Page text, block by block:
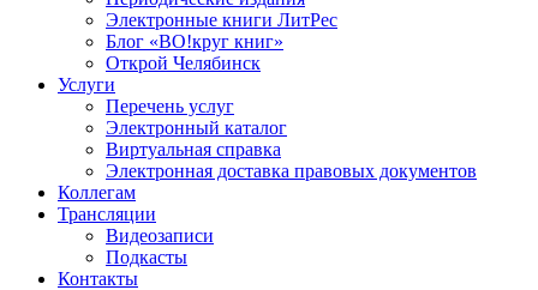
Электронные книги ЛитРес
Блог «ВО!круг книг»
Открой Челябинск
Услуги
Перечень услуг
Электронный каталог
Виртуальная справка
Электронная доставка правовых документов
Коллегам
Трансляции
Видеозаписи
Подкасты
Контакты